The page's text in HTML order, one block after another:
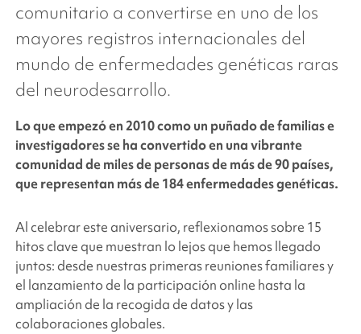
comunitario a convertirse en uno de los
mayores registros internacionales del
mundo de enfermedades genéticas raras
del neurodesarrollo.
Lo que empezó en 2010 como un puñado de familias e
investigadores se ha convertido en una vibrante
comunidad de miles de personas de más de 90 países,
que representan más de 184 enfermedades genéticas.
Al celebrar este aniversario, reflexionamos sobre 15
hitos clave que muestran lo lejos que hemos llegado
juntos: desde nuestras primeras reuniones familiares y
el lanzamiento de la participación online hasta la
ampliación de la recogida de datos y las
colaboraciones globales.